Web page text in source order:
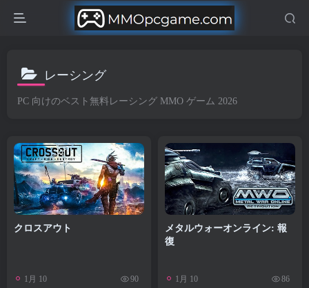
レーシング
PC 向けのベスト無料レーシング MMO ゲーム 2026
クロスアウト
1月 10 90
メタルウォーオンライン: 報
復
1月 10 86